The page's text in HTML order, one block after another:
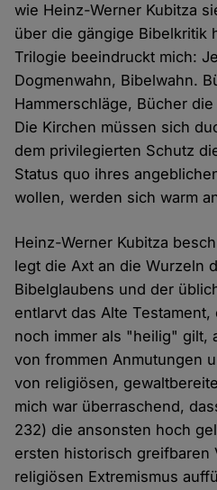
wie Heinz-Werner Kubitza
über die gängige Bibelkritik
Trilogie beeindruckt mich:
Dogmenwahn, Bibelwahn.
Hammerschläge, Bücher
Die Kirchen müssen sich
dem privilegierten Schutz
Status quo ihres
wollen, werden sich warm
Heinz-Werner Kubitza
legt die Axt an die Wurzeln
Bibelglaubens und der
entlarvt das Alte
noch immer als "heilig" gilt,
von frommen Anmutungen
von religiösen,
mich war überraschend,
232) die ansonsten hoch
ersten historisch greifbaren
religiösen Extremismus